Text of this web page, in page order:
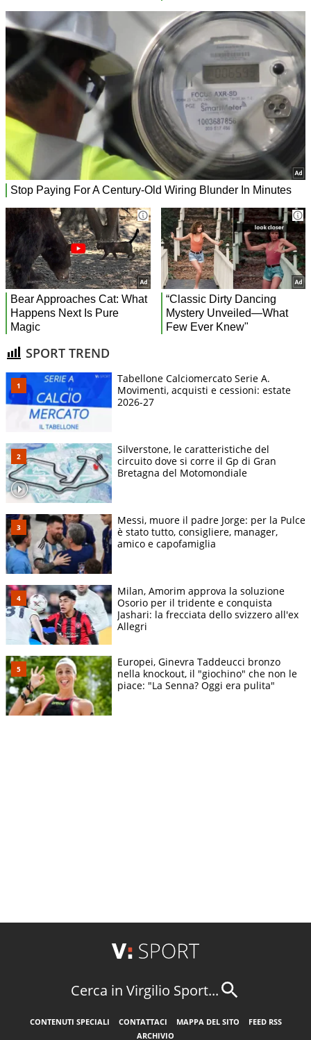
SPORT TREND
Tabellone Calciomercato Serie A.
Movimenti, acquisti e cessioni: estate
2026-27
Silverstone, le caratteristiche del
circuito dove si corre il Gp di Gran
Bretagna del Motomondiale
Messi, muore il padre Jorge: per la Pulce
è stato tutto, consigliere, manager,
amico e capofamiglia
Milan, Amorim approva la soluzione
Osorio per il tridente e conquista
Jashari: la frecciata dello svizzero all'ex
Allegri
Europei, Ginevra Taddeucci bronzo
nella knockout, il "giochino" che non le
piace: "La Senna? Oggi era pulita"
Cerca in Virgilio Sport...
CONTENUTI SPECIALI CONTATTACI MAPPA DEL SITO
FEED RSS
ARCHIVIO